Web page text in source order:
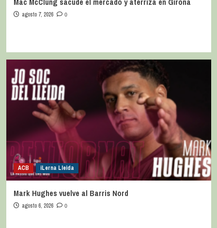
agosto 7, 2026 0
ACB iLerna Lleida
Mark Hughes vuelve al Barris Nord
agosto 6, 2026 0